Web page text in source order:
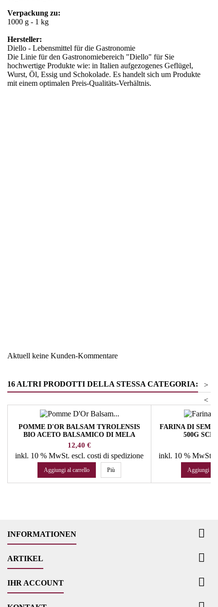
Verpackung zu:
1000 g - 1 kg
Hersteller:
Diello - Lebensmittel für die Gastronomie
Die Linie für den Gastronomiebereich "Diello" für Sie
hochwertige Produkte wie: in Italien aufgezogenes Geflügel,
Wurst, Öl, Essig und Schokolade. Es handelt sich um Produkte
mit einem optimalen Preis-Qualitäts-Verhältnis.
Aktuell keine Kunden-Kommentare
16 ALTRI PRODOTTI DELLA STESSA CATEGORIA:
>
<
POMME D'OR BALSAM TYROLENSIS
BIO ACETO BALSAMICO DI MELA
DISTILLERIA WALCHER
Prezzo
12,40 €
inkl. 10 % MwSt. escl. costi di spedizione
Aggiungi al carrello Più
FARINA DI SEMI
500G
inkl. 10 % MwSt.
Aggiungi al
INFORMATIONEN 
ARTIKEL 
IHR ACCOUNT 